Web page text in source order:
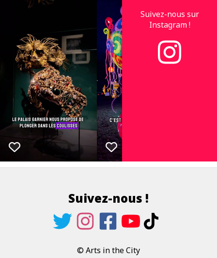
Suivez-nous sur
Instagram !
Suivez-nous !
© Arts in the City